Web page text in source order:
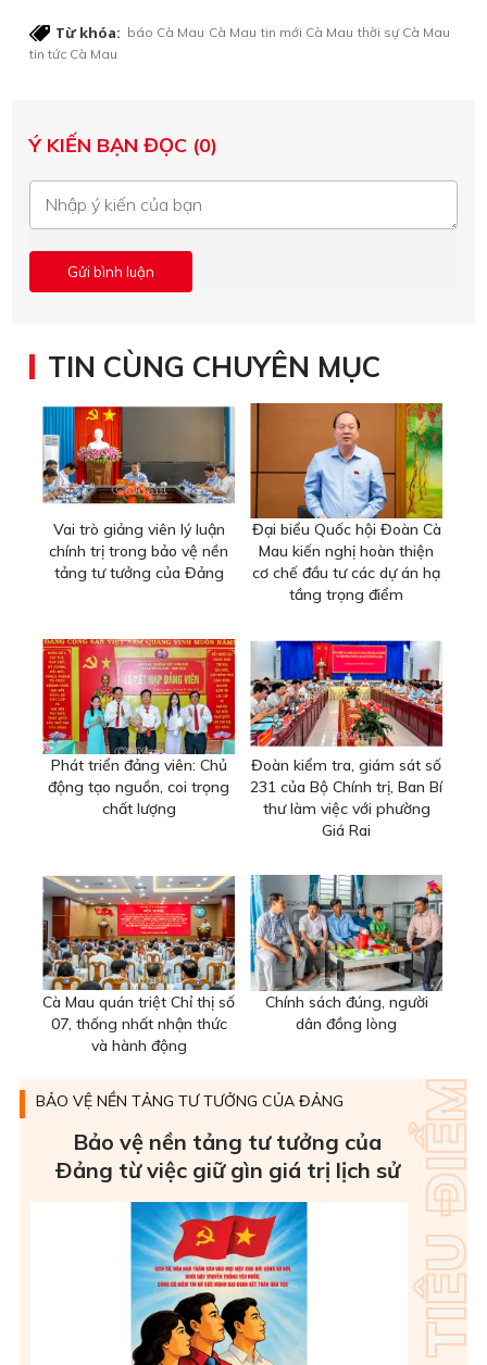
Từ khóa: báo Cà Mau Cà Mau tin mới Cà Mau thời sự Cà Mau
tin tức Cà Mau
Ý KIẾN BẠN ĐỌC (0)
TIN CÙNG CHUYÊN MỤC
Vai trò giảng viên lý luận
chính trị trong bảo vệ nền
tảng tư tưởng của Đảng
Đại biểu Quốc hội Đoàn Cà
Mau kiến nghị hoàn thiện
cơ chế đầu tư các dự án hạ
tầng trọng điểm
Phát triển đảng viên: Chủ
động tạo nguồn, coi trọng
chất lượng
Đoàn kiểm tra, giám sát số
231 của Bộ Chính trị, Ban Bí
thư làm việc với phường
Giá Rai
Cà Mau quán triệt Chỉ thị số
07, thống nhất nhận thức
và hành động
Chính sách đúng, người
dân đồng lòng
BẢO VỆ NỀN TẢNG TƯ TƯỞNG CỦA ĐẢNG
Bảo vệ nền tảng tư tưởng của
Ðảng từ việc giữ gìn giá trị lịch sử